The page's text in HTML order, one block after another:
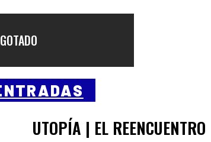
UTOPÍA | EL REENCUENTRO